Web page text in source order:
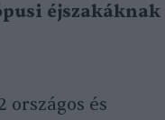
éjszakáknak
és